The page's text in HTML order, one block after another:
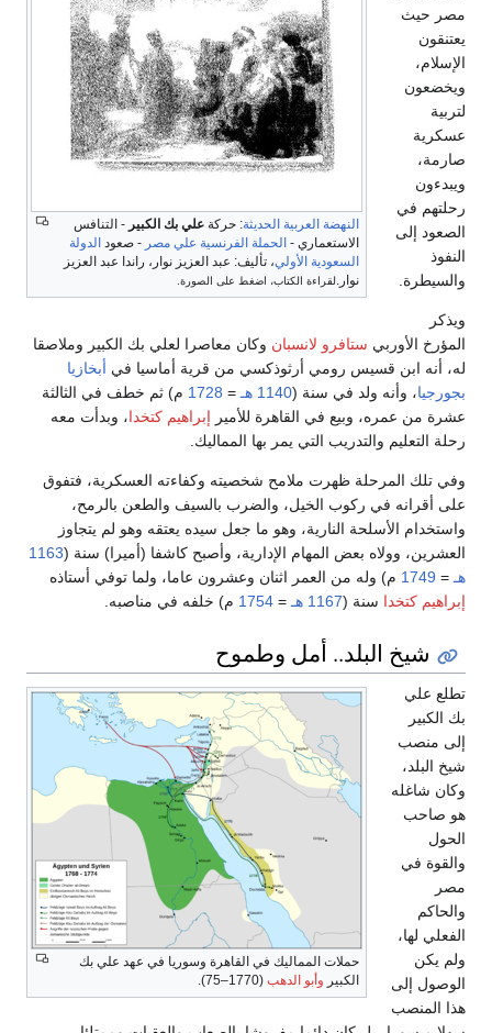
النهضة العربية الحديثة: حركة علي بك الكبير - التنافس
الاستعماري - الحملة الفرنسية علي مصر - صعود الدولة
السعودية الأولي، تأليف: عبد العزيز نوار، راندا عبد العزيز
نوار.لقراءة الكتاب، اضغط على الصورة.
مصر حيث
يعتنقون
الإسلام،
ويخضعون
لتربية
عسكرية
صارمة،
ويبدءون
رحلتهم في
الصعود إلى
النفوذ
والسيطرة.
ويذكر
المؤرخ الأوربي ستافرو لانسبان وكان معاصرا لعلي بك الكبير وملاصقا
له، أنه ابن قسيس رومي أرثوذكسي من قرية أماسيا في أبخازيا
بجورجيا، وأنه ولد في سنة (1140 هـ =
1728 م) ثم خطف في الثالثة
عشرة من عمره، وبيع في القاهرة للأمير إبراهيم كتخدا، وبدأت معه
رحلة التعليم والتدريب التي يمر بها المماليك.
وفي تلك المرحلة ظهرت ملامح شخصيته وكفاءته العسكرية، فتفوق
على أقرانه في ركوب الخيل، والضرب بالسيف والطعن بالرمح،
واستخدام الأسلحة النارية، وهو ما جعل سيده يعتقه وهو لم يتجاوز
العشرين، وولاه بعض المهام الإدارية، وأصبح كاشفا (أميرا) سنة (1163
هـ =
1749 م) وله من العمر اثنان وعشرون عاما، ولما توفي أستاذه
إبراهيم كتخدا سنة (1167 هـ =
1754 م) خلفه في مناصبه.
شيخ البلد.. أمل وطموح
حملات المماليك في القاهرة وسوريا في عهد علي بك
الكبير وأبو الدهب (1770–75).
تطلع علي
بك الكبير
إلى منصب
شيخ البلد،
وكان شاغله
هو صاحب
الحول
والقوة في
مصر
والحاكم
الفعلي لها،
ولم يكن
الوصول إلى
هذا المنصب